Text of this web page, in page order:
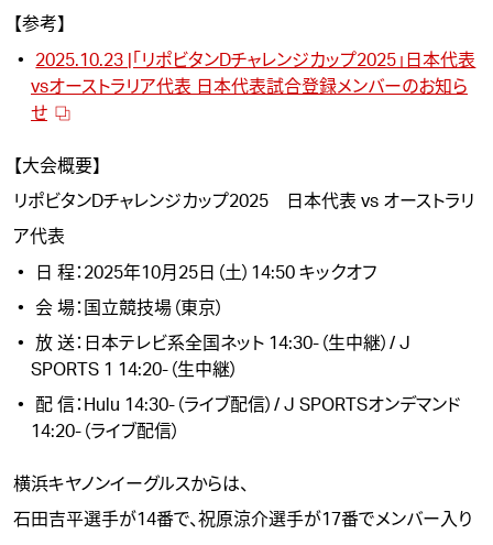
【参考】
2025.10.23 |「リポビタンDチャレンジカップ2025」日本代表
vsオーストラリア代表 日本代表試合登録メンバーのお知ら
せ
【大会概要】
リポビタンDチャレンジカップ2025 日本代表 vs オーストラリ
ア代表
日 程：2025年10月25日（土）14:50 キックオフ
会 場：国立競技場（東京）
放 送：日本テレビ系全国ネット 14:30-（生中継）/ J
SPORTS 1 14:20-（生中継）
配 信：Hulu 14:30-（ライブ配信）/ J SPORTSオンデマンド
14:20-（ライブ配信）
横浜キヤノンイーグルスからは、
石田吉平選手が14番で、 祝原涼介選手が17番でメンバー入り